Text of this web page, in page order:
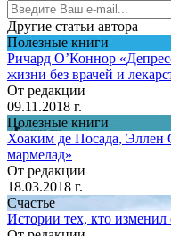
Другие статьи автора
Полезные книги
Ричард О’Коннор
жизни без врачей и
От редакции
09.11.2018 г.
Полезные книги
Хоаким де Посада, Эллен
мармелад»
От редакции
18.03.2018 г.
Счастье
Истории тех, кто